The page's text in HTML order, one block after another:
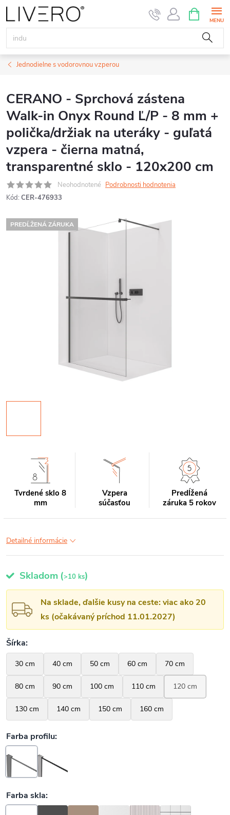
Prejsť
na
obsah
KOŠÍK
Jednodielne s vodorovnou vzperou
CERANO - Sprchová zástena
Walk-in Onyx Round Ľ/P - 8 mm +
polička/držiak na uteráky - guľatá
vzpera - čierna matná,
transparentné sklo - 120x200 cm
Neohodnotené Podrobnosti hodnotenia
Kód: CER-476933
PREDĹŽENÁ ZÁRUKA
Tvrdené sklo 8
mm
Vzpera
súčasťou
Predĺžená
záruka 5 rokov
Detailné informácie
Skladom (>10 ks)
Na sklade, ďalšie kusy na ceste: viac ako 20
ks (očakávaný príchod 11.01.2027)